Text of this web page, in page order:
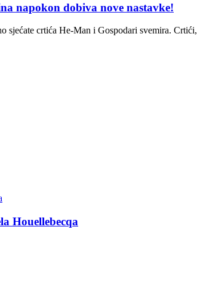
napokon dobiva nove nastavke!
sjećate crtića He-Man i Gospodari svemira. Crtići,
Houellebecqa